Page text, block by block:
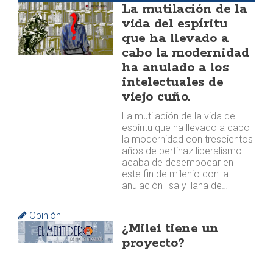
La mutilación de la
vida del espíritu
que ha llevado a
cabo la modernidad
ha anulado a los
intelectuales de
viejo cuño.
La mutilación de la vida del
espíritu que ha llevado a cabo
la modernidad con trescientos
años de pertinaz liberalismo
acaba de desembocar en
este fin de milenio con la
anulación lisa y llana de…
Opinión
¿Milei tiene un
proyecto?